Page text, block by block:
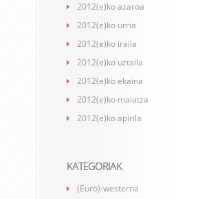
2012(e)ko azaroa
2012(e)ko urria
2012(e)ko iraila
2012(e)ko uztaila
2012(e)ko ekaina
2012(e)ko maiatza
2012(e)ko apirila
KATEGORIAK
(Euro)-westerna